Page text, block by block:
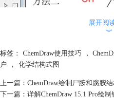
两种方法绘制
ChemDraw 15.1 Pro绘制方法二：依次
由于吉非罗齐结构式比较简单，依次
工具和苯环工具绘制主体结构，这里
展开阅
︾
标签： ChemDraw使用技巧 ，
户
， 化学结构式图
上一篇： ChemDraw绘制尸胺和腐胺
下一篇： 详解ChemDraw 15.1 Pro绘